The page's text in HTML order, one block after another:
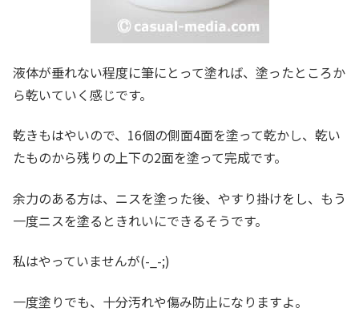
液体が垂れない程度に筆にとって塗れば、塗ったところか
ら乾いていく感じです。
乾きもはやいので、16個の側面4面を塗って乾かし、乾い
たものから残りの上下の2面を塗って完成です。
余力のある方は、ニスを塗った後、やすり掛けをし、もう
一度ニスを塗るときれいにできるそうです。
私はやっていませんが(-_-;)
一度塗りでも、十分汚れや傷み防止になりますよ。